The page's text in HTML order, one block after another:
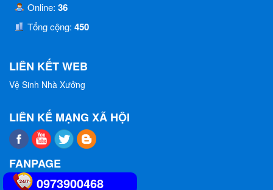
Online: 36
Tổng cộng: 450
LIÊN KẾT WEB
Vệ Sinh Nhà Xưởng
LIÊN KẾ MẠNG XÃ HỘI
FANPAGE
0973900468